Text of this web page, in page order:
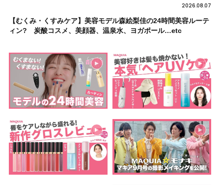
2026.08.07
【むくみ・くすみケア】美容モデル森絵梨佳の24時間美容ルーテ
ィン? 炭酸コスメ、美顔器、温泉水、ヨガポール…etc